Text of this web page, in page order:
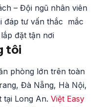
– Đội ngũ nhân viên
đáp tư vấn thắc mắc
đặt tận nơi
tôi
phòng lớn trên toàn
Đà Nẵng, Hà Nội,
tại Long An. Việt Easy